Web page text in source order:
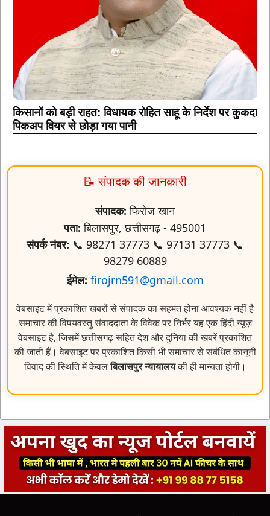
किसानों को बड़ी राहत: विधायक रोहित साहू के निर्देश पर कुकदा
पिकअप वियर से छोड़ा गया पानी
📝 संपादक की जानकारी
संपादक: फिरोज खान
पता: बिलासपुर, छत्तीसगढ़ - 495001
संपर्क नंबर: 📞 98271 37773 📞 97131 37773 📞
98279 60889
ईमेल: firojrn591@gmail.com
वेबसाइट में प्रकाशित खबरों से संपादक का सहमत होना आवश्यक नहीं है
समाचार की विषयवस्तु संवाददाता के विवेक पर निर्भर यह एक हिंदी न्यूज़
वेबसाइट है, जिसमें छत्तीसगढ़ सहित देश और दुनिया की खबरें प्रकाशित
की जाती हैं। वेबसाइट पर प्रकाशित किसी भी समाचार से संबंधित कानूनी
विवाद की स्थिति में केवलबिलासपुर न्यायालयकी ही मान्यता होगी।